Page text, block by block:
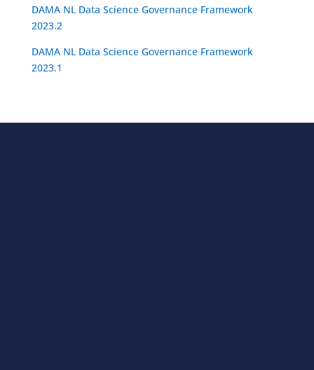
DAMA NL Data Science Governance Framework
2023.2
DAMA NL Data Science Governance Framework
2023.1